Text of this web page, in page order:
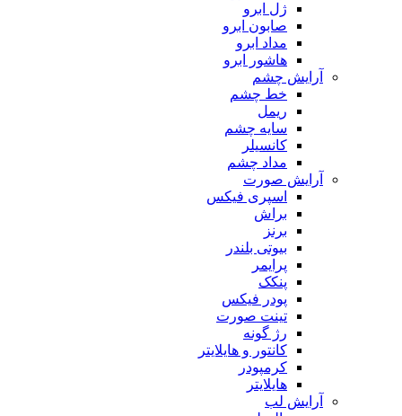
ژل ابرو
صابون ابرو
مداد ابرو
هاشور ابرو
آرایش چشم
خط چشم
ریمل
سایه چشم
کانسیلر
مداد چشم
آرایش صورت
اسپری فیکس
براش
برنز
بیوتی بلندر
پرایمر
پنکک
پودر فیکس
تینت صورت
رژ گونه
کانتور و هایلایتر
کرمپودر
هایلایتر
آرایش لب